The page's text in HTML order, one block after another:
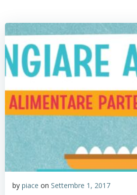
by piace on Settembre 1, 2017